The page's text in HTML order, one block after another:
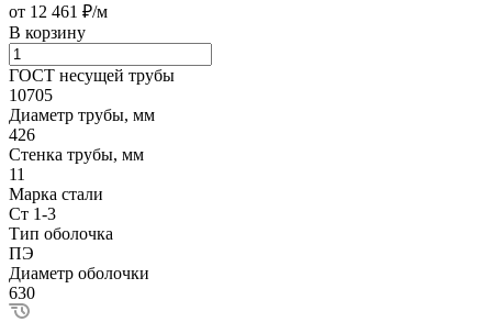
от 12 461 ₽/м
В корзину
ГОСТ несущей трубы
10705
Диаметр трубы, мм
426
Стенка трубы, мм
11
Марка стали
Ст 1-3
Тип оболочка
ПЭ
Диаметр оболочки
630